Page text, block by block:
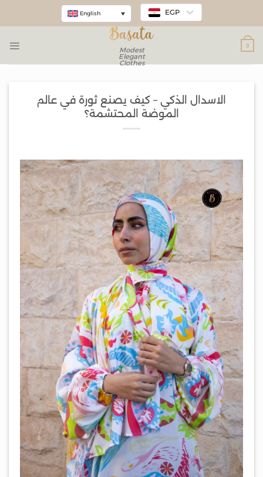
English EGP
Modest
Elegant
Clothes
0
الاسدال الذكي – كيف يصنع ثورة في عالم
الموضة المحتشمة؟